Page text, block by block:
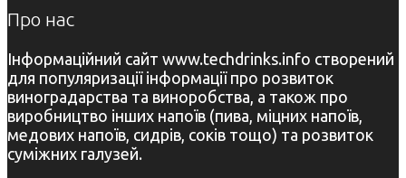
Про нас
Інформаційний сайт www.techdrinks.info створений
для популяризації інформації про розвиток
виноградарства та виноробства, а також про
виробництво інших напоїв (пива, міцних напоїв,
медових напоїв, сидрів, соків тощо) та розвиток
суміжних галузей.